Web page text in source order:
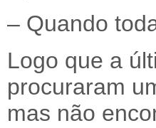
– Quando
Logo que a
procuraram
mas não